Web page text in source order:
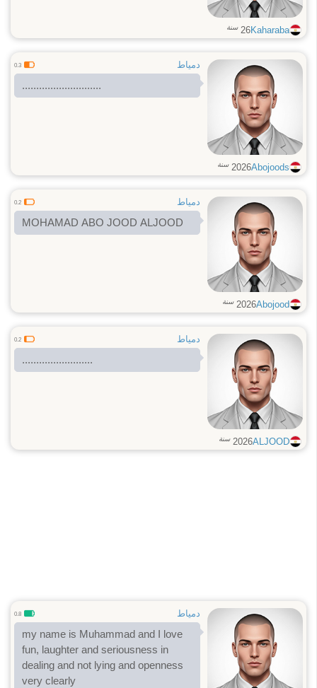
Kaharaba
26 سنة
دمياط 0.3
............................
Abojoods
2026 سنة
دمياط 0.2
MOHAMAD ABO JOOD ALJOOD
Abojood
2026 سنة
دمياط 0.2
.........................
ALJOOD
2026 سنة
دمياط 0.8
my name is Muhammad and I love
fun, laughter and seriousness in
dealing and not lying and openness
very clearly